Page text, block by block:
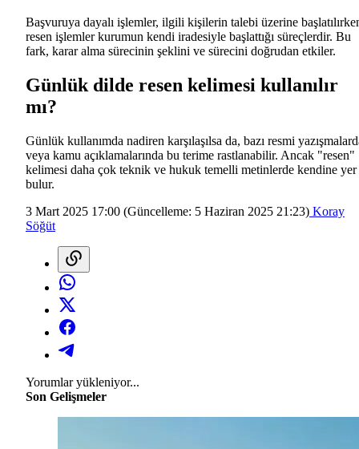
Başvuruya dayalı işlemler, ilgili kişilerin talebi üzerine
resen işlemler kurumun kendi iradesiyle başlattığı süreçlerdir. Bu
fark, karar alma sürecinin şeklini ve sürecini doğrudan etkiler.
Günlük dilde resen kelimesi kullanılır
mı?
Günlük kullanımda nadiren karşılaşılsa da, bazı resmi
veya kamu açıklamalarında bu terime rastlanabilir. Ancak "resen"
kelimesi daha çok teknik ve hukuk temelli metinlerde kendine yer
bulur.
3 Mart 2025 17:00 (Güncelleme: 5 Haziran 2025 21:23) Koray
Söğüt
Yorumlar yükleniyor...
Son Gelişmeler